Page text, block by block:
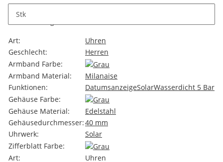
Stk
Art:
Uhren
Geschlecht:
Herren
Armband Farbe:
Armband Material:
Milanaise
Funktionen:
DatumsanzeigeSolarWasserdicht 5 Bar
Gehäuse Farbe:
Gehäuse Material:
Edelstahl
Gehäusedurchmesser:40 mm
Uhrwerk:
Solar
Zifferblatt Farbe:
Art:
Uhren